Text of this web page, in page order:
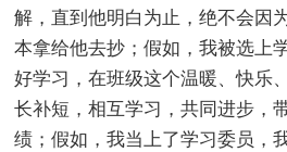
解，直到他明白为止，绝不会因
本拿给他去抄；假如，我被选上
好学习，在班级这个温暖、快乐
长补短，相互学习，共同进步，
绩；假如，我当上了学习委员，